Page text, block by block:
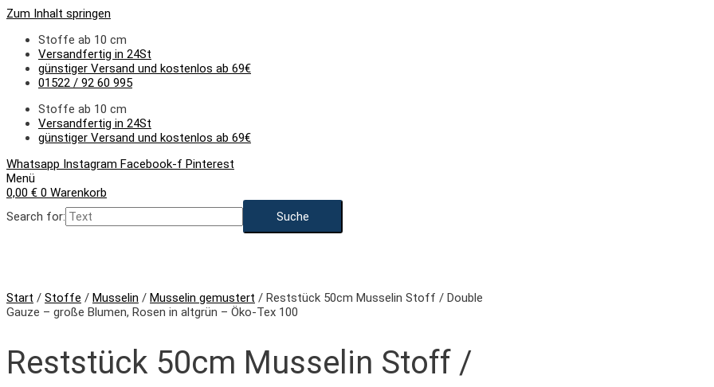
Zum Inhalt springen
Stoffe ab 10 cm
Versandfertig in 24St
günstiger Versand und kostenlos ab 69€
01522 / 92 60 995
Stoffe ab 10 cm
Versandfertig in 24St
günstiger Versand und kostenlos ab 69€
Whatsapp Instagram Facebook-f Pinterest
Menü
0,00 € 0 Warenkorb
Search for:
Start / Stoffe / Musselin / Musselin gemustert / Reststück 50cm Musselin Stoff / Double
Gauze – große Blumen, Rosen in altgrün – Öko-Tex 100
Reststück 50cm Musselin Stoff /